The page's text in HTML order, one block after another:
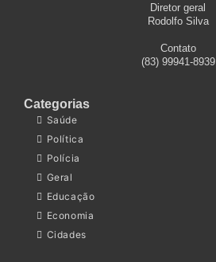
Diretor geral
Rodolfo Silva
Contato
(83) 99941-8939
Categorias
Saúde
Política
Polícia
Geral
Educação
Economia
Cidades